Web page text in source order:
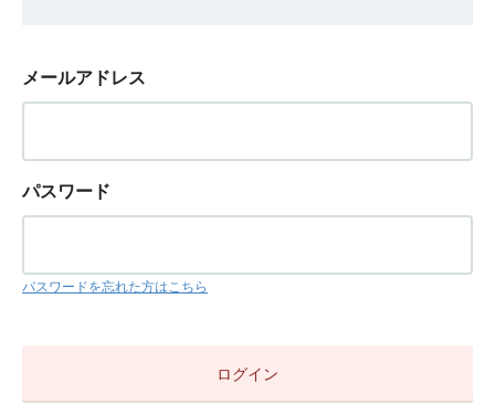
メールアドレス
パスワード
パスワードを忘れた方はこちら